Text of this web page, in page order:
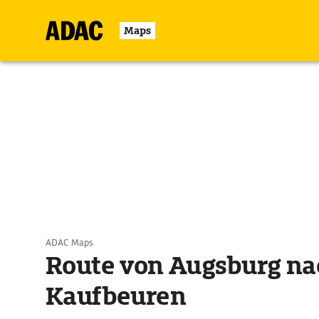
Maps
ADAC Maps
Route von Augsburg
Kaufbeuren